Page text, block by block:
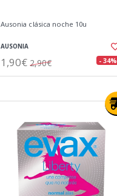
Ausonia clásica noche 10u
AUSONIA
1,90€ 2,90€ - 34%